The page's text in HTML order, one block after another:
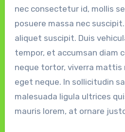
nec consectetur id, mollis
posuere massa nec
aliquet suscipit. Duis
tempor, et accumsan diam
neque tortor, viverra
eget neque. In sollicitudin
malesuada ligula ultrices
mauris lorem, at ornare